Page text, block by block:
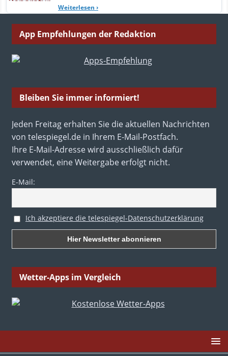
Weiterlesen ›
App Empfehlungen der Redaktion
Bleiben Sie immer informiert!
Jeden Freitag erhalten Sie die aktuellen Nachrichten
von telespiegel.de in Ihrem E-Mail-Postfach.
Ihre E-Mail-Adresse wird ausschließlich dafür
verwendet, eine Weitergabe erfolgt nicht.
E-Mail:
Ich akzeptiere die telespiegel-Datenschutzerklärung
Wetter-Apps im Vergleich